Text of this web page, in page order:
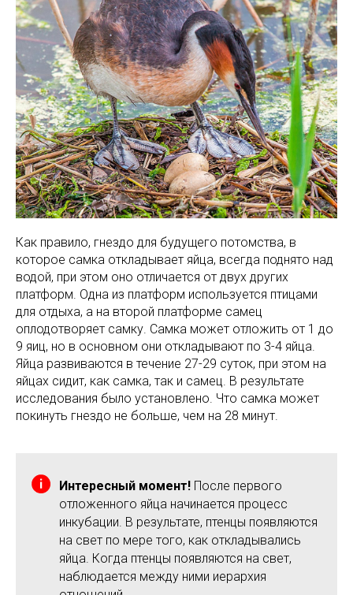
Как правило, гнездо для будущего потомства, в
которое самка откладывает яйца, всегда поднято над
водой, при этом оно отличается от двух других
платформ. Одна из платформ используется птицами
для отдыха, а на второй платформе самец
оплодотворяет самку. Самка может отложить от 1 до
9 яиц, но в основном они откладывают по 3-4 яйца.
Яйца развиваются в течение 27-29 суток, при этом на
яйцах сидит, как самка, так и самец. В результате
исследования было установлено. Что самка может
покинуть гнездо не больше, чем на 28 минут.
Интересный момент! После первого
отложенного яйца начинается процесс
инкубации. В результате, птенцы появляются
на свет по мере того, как откладывались
яйца. Когда птенцы появляются на свет,
наблюдается между ними иерархия